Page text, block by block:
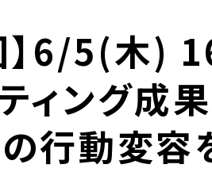
】6/5(木)
ィング成
行動変容